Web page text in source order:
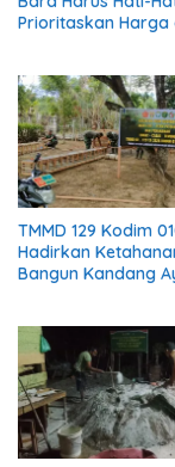
Prioritaskan Harga
TMMD 129 Kodim
Hadirkan
Bangun Kandang